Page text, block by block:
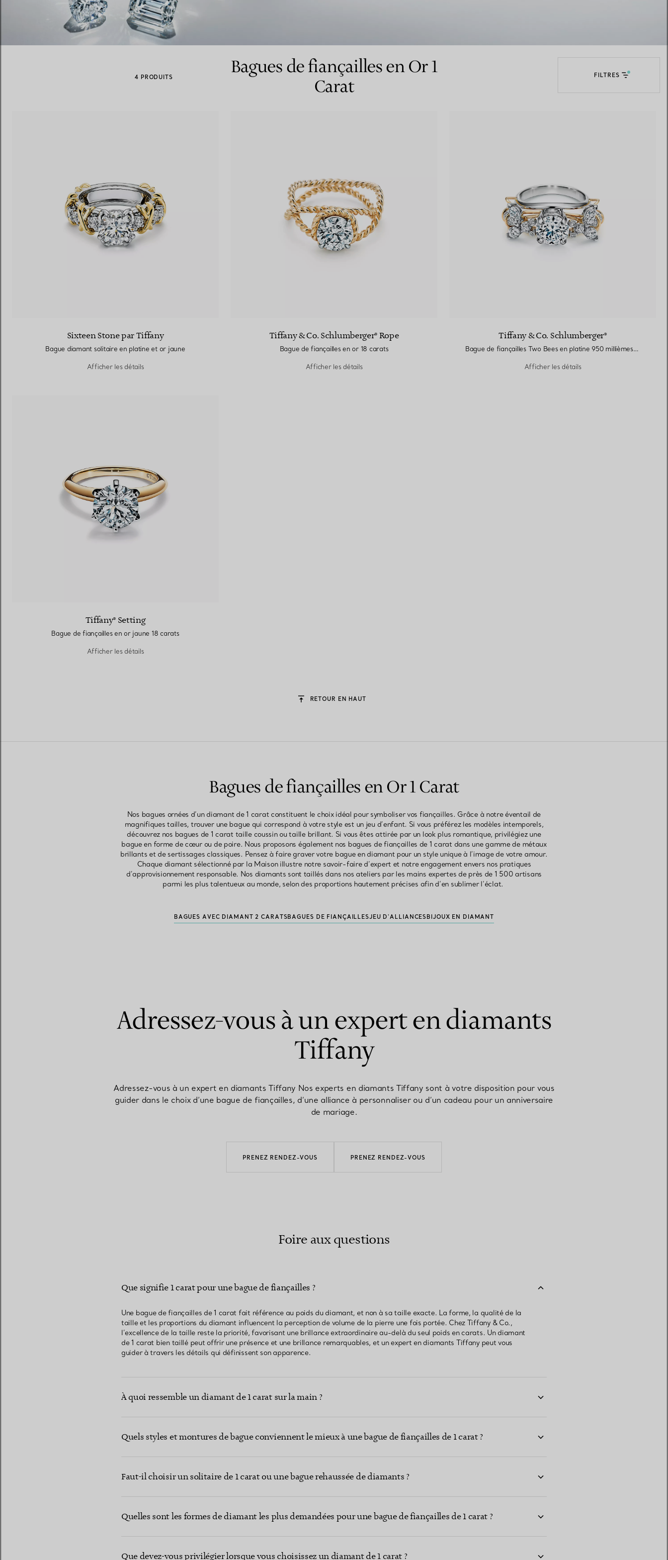
Alliances pour femme Alliances pour hommes
avec un expert en diamants Tiffany.
4 PRODUITS
Bagues de fiançailles en Or 1
Carat
FILTRES
Sixteen Stone par Tiffany
Bague diamant solitaire en platine et or jaune
Afficher les détails
Tiffany & Co. Schlumberger® Rope
Bague de fiançailles en or 18 carats
Afficher les détails
Tiffany & Co. Schlumberger®
Bague de fiançailles Two Bees en platine 950 millièmes et or 18 carats
Afficher les détails
Tiffany® Setting
Bague de fiançailles en or jaune 18 carats
Afficher les détails
RETOUR EN HAUT
Bagues de fiançailles en Or 1 Carat
Nos bagues ornées d’un diamant de 1 carat constituent le choix idéal pour symboliser vos fiançailles. Grâce à notre éventail de
magnifiques tailles, trouver une bague qui correspond à votre style est un jeu d’enfant. Si vous préférez les modèles intemporels,
découvrez nos bagues de 1 carat taille coussin ou taille brillant. Si vous êtes attirée par un look plus romantique, privilégiez une
bague en forme de cœur ou de poire. Nous proposons également nos bagues de fiançailles de 1 carat dans une gamme de métaux
brillants et de sertissages classiques. Pensez à faire graver votre bague en diamant pour un style unique à l’image de votre amour.
Chaque diamant sélectionné par la Maison illustre notre savoir-faire d’expert et notre engagement envers nos pratiques
d’approvisionnement responsable. Nos diamants sont taillés dans nos ateliers par les mains expertes de près de 1 500 artisans
parmi les plus talentueux au monde, selon des proportions hautement précises afin d’en sublimer l’éclat.
BAGUES AVEC DIAMANT 2 CARATSBAGUES DE FIANÇAILLESJEU D'ALLIANCES BIJOUX EN DIAMANT
Adressez-vous à un expert en diamants
Tiffany
Adressez-vous à un expert en diamants Tiffany Nos experts en diamants Tiffany sont à votre disposition pour vous
guider dans le choix d’une bague de fiançailles, d’une alliance à personnaliser ou d’un cadeau pour un anniversaire
de mariage.
PRENEZ RENDEZ-VOUS PRENEZ RENDEZ-VOUS
Foire aux questions
Que signifie 1 carat pour une bague de fiançailles ?
Une bague de fiançailles de 1 carat fait référence au poids du diamant, et non à sa taille exacte. La forme, la qualité de la
taille et les proportions du diamant influencent la perception de volume de la pierre une fois portée. Chez Tiffany & Co.,
l’excellence de la taille reste la priorité, favorisant une brillance extraordinaire au-delà du seul poids en carats. Un diamant
de 1 carat bien taillé peut offrir une présence et une brillance remarquables, et un expert en diamants Tiffany peut vous
guider à travers les détails qui définissent son apparence.
À quoi ressemble un diamant de 1 carat sur la main ?
Quels styles et montures de bague conviennent le mieux à une bague de fiançailles de 1 carat ?
Faut-il choisir un solitaire de 1 carat ou une bague rehaussée de diamants ?
Quelles sont les formes de diamant les plus demandées pour une bague de fiançailles de 1 carat ?
Que devez-vous privilégier lorsque vous choisissez un diamant de 1 carat ?